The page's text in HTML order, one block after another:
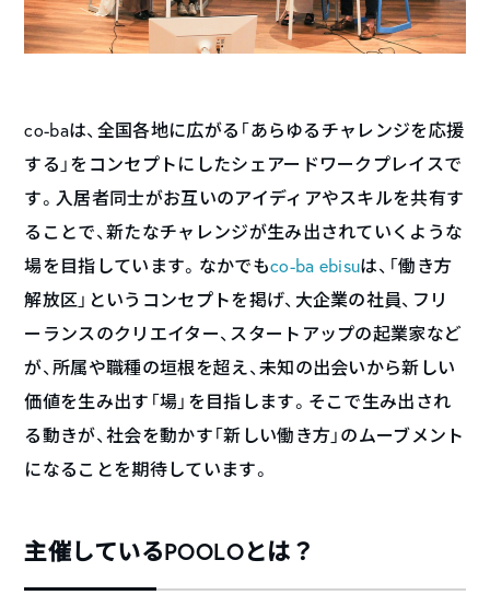
co-baは、全国各地に広がる「あらゆるチャレンジを応援
する」をコンセプトにしたシェアードワークプレイスで
す。入居者同士がお互いのアイディアやスキルを共有す
ることで、新たなチャレンジが生み出されていくような
場を目指しています。なかでもco-ba ebisuは、「働き方
解放区」というコンセプトを掲げ、大企業の社員、フリ
ーランスのクリエイター、スタートアップの起業家など
が、所属や職種の垣根を超え、未知の出会いから新しい
価値を生み出す「場」を目指します。そこで生み出され
る動きが、社会を動かす「新しい働き方」のムーブメント
になることを期待しています。
主催しているPOOLOとは？